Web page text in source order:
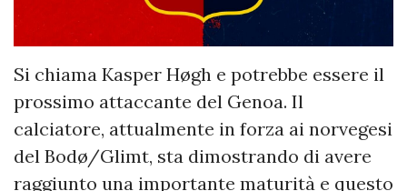
Si chiama Kasper Høgh e potrebbe essere il
prossimo attaccante del Genoa. Il
calciatore, attualmente in forza ai norvegesi
del Bodø/Glimt, sta dimostrando di avere
raggiunto una importante maturità e questo